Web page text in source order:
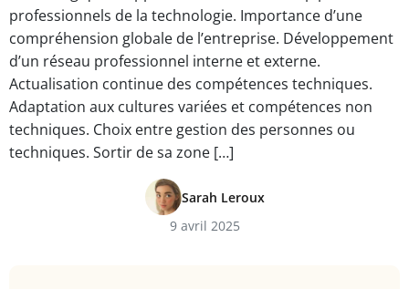
professionnels de la technologie. Importance d’une
compréhension globale de l’entreprise. Développement
d’un réseau professionnel interne et externe.
Actualisation continue des compétences techniques.
Adaptation aux cultures variées et compétences non
techniques. Choix entre gestion des personnes ou
techniques. Sortir de sa zone […]
Sarah Leroux
9 avril 2025